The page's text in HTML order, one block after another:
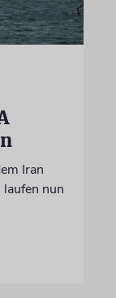
Iran
nun